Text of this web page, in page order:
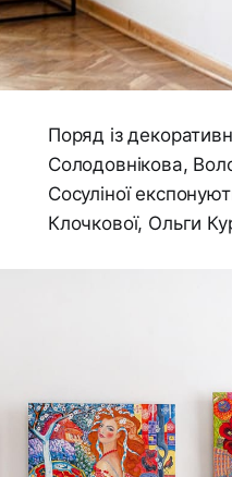
Поряд із
Солодовнікова,
Сосуліної
Клочкової, Ольги